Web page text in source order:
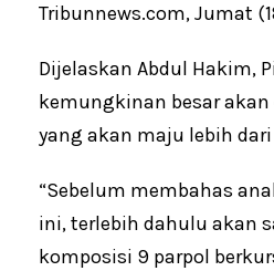
Tribunnews.com, Jumat
Dijelaskan Abdul Hakim,
kemungkinan besar
yang akan maju lebih
“Sebelum membahas
ini, terlebih dahulu akan
komposisi 9 parpol